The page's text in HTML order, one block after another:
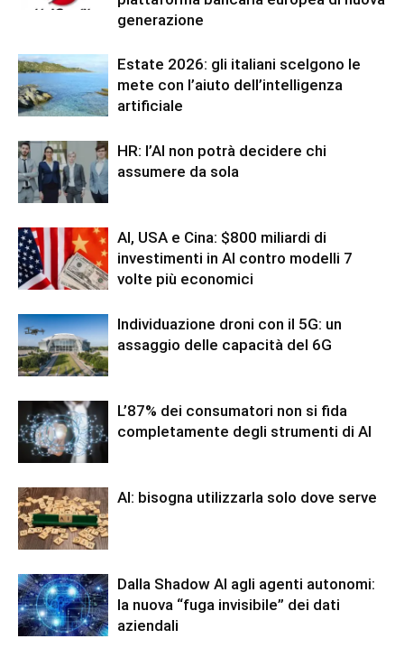
generazione
Estate 2026: gli italiani scelgono le
mete con l’aiuto dell’intelligenza
artificiale
HR: l’AI non potrà decidere chi
assumere da sola
AI, USA e Cina: $800 miliardi di
investimenti in AI contro modelli 7
volte più economici
Individuazione droni con il 5G: un
assaggio delle capacità del 6G
L’87% dei consumatori non si fida
completamente degli strumenti di AI
AI: bisogna utilizzarla solo dove serve
Dalla Shadow AI agli agenti autonomi:
la nuova “fuga invisibile” dei dati
aziendali